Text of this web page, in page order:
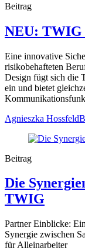
Beitrag
NEU: TWIG
Eine innovative
risikobehafteten
Design fügt sich die
ein und bietet
Agnieszka Hossfeld
Beitrag
Die
TWIG
Partner Einblicke:
Synergie zwischen
für Alleinarbeiter